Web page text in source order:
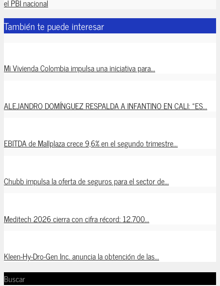
el PBI nacional
También te puede interesar
Mi Vivienda Colombia impulsa una iniciativa para...
ALEJANDRO DOMÍNGUEZ RESPALDA A INFANTINO EN CALI: «ES...
EBITDA de Mallplaza crece 9,6% en el segundo trimestre...
Chubb impulsa la oferta de seguros para el sector de...
Meditech 2026 cierra con cifra récord: 12.700...
Kleen-Hy-Dro-Gen Inc. anuncia la obtención de las...
Buscar